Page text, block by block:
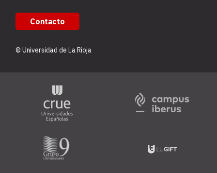
Contacto
© Universidad de La Rioja